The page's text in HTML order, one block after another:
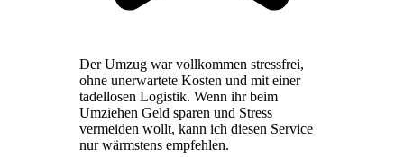
Der Umzug war vollkommen stressfrei,
ohne unerwartete Kosten und mit einer
tadellosen Logistik. Wenn ihr beim
Umziehen Geld sparen und Stress
vermeiden wollt, kann ich diesen Service
nur wärmstens empfehlen.